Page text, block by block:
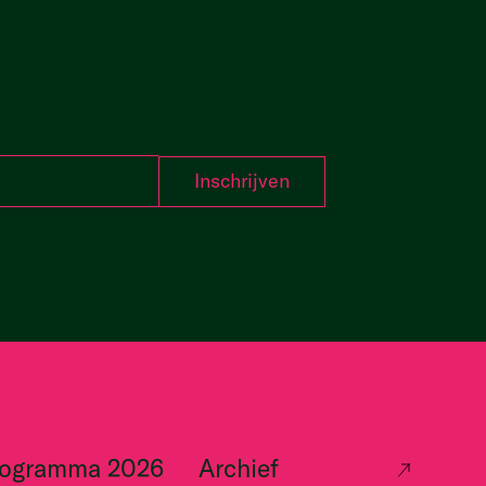
2026 Archief